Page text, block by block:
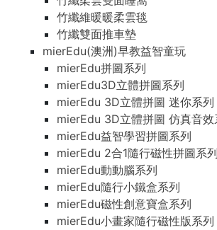
竹纖維暖暖柔雲毯
竹纖雙面推車墊
mierEdu(澳洲)早教益智童玩
mierEdu拼圖系列
mierEdu3D立體拼圖系列
mierEdu 3D立體拼圖 迷你系列
mierEdu 3D立體拼圖 仿真音效
mierEdu益智學習拼圖系列
mierEdu 2合1隨行磁性拼圖系列
mierEdu動動腦系列
mierEdu隨行小鐵盒系列
mierEdu磁性創意寶盒系列
mierEdu小畫家隨行磁性版系列